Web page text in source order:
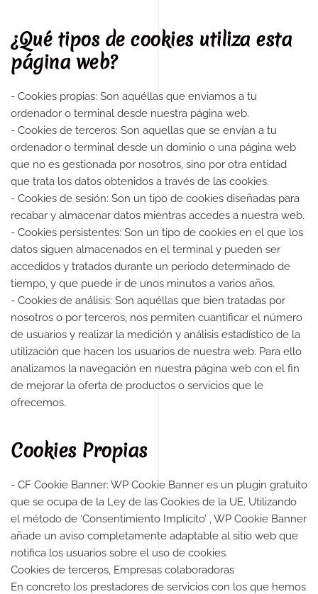
¿Qué tipos de cookies utiliza esta
página web?
- Cookies propias: Son aquéllas que enviamos a tu
ordenador o terminal desde nuestra página web.
- Cookies de terceros: Son aquellas que se envían a tu
ordenador o terminal desde un dominio o una página web
que no es gestionada por nosotros, sino por otra entidad
que trata los datos obtenidos a través de las cookies.
- Cookies de sesión: Son un tipo de cookies diseñadas para
recabar y almacenar datos mientras accedes a nuestra web.
- Cookies persistentes: Son un tipo de cookies en el que los
datos siguen almacenados en el terminal y pueden ser
accedidos y tratados durante un periodo determinado de
tiempo, y que puede ir de unos minutos a varios años.
- Cookies de análisis: Son aquéllas que bien tratadas por
nosotros o por terceros, nos permiten cuantificar el número
de usuarios y realizar la medición y análisis estadístico de la
utilización que hacen los usuarios de nuestra web. Para ello
analizamos la navegación en nuestra página web con el fin
de mejorar la oferta de productos o servicios que le
ofrecemos.
Cookies Propias
- CF Cookie Banner: WP Cookie Banner es un plugin gratuito
que se ocupa de la Ley de las Cookies de la UE. Utilizando
el método de ‘Consentimiento Implícito’ , WP Cookie Banner
añade un aviso completamente adaptable al sitio web que
notifica los usuarios sobre el uso de cookies.
Cookies de terceros, Empresas colaboradoras
En concreto los prestadores de servicios con los que hemos